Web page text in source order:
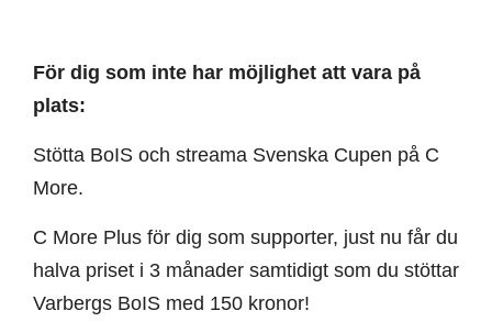
För dig som inte har möjlighet att vara på
plats:
Stötta BoIS och streama Svenska Cupen på C
More.
C More Plus för dig som supporter, just nu får du
halva priset i 3 månader samtidigt som du stöttar
Varbergs BoIS med 150 kronor!